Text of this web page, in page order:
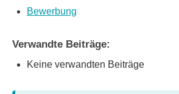
Bewerbung
Verwandte Beiträge:
Keine verwandten Beiträge